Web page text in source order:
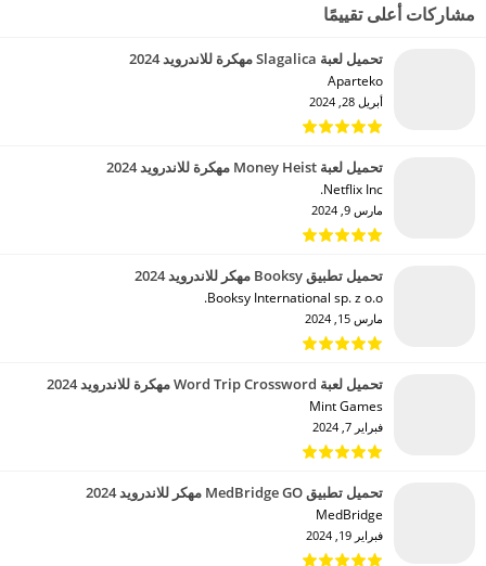
مشاركات أعلى تقييمًا
تحميل لعبة Slagalica مهكرة للاندرويد 2024
Aparteko‏
أبريل 28, 2024
تحميل لعبة Money Heist مهكرة للاندرويد 2024
Netflix Inc.‏
مارس 9, 2024
تحميل تطبيق Booksy مهكر للاندرويد 2024
Booksy International sp. z o.o.‏
مارس 15, 2024
تحميل لعبة Word Trip Crossword مهكرة للاندرويد 2024
Mint Games‏
فبراير 7, 2024
تحميل تطبيق MedBridge GO مهكر للاندرويد 2024
MedBridge‏
فبراير 19, 2024